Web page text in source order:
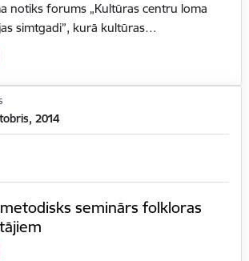
notiks forums „Kultūras centru loma
simtgadi”, kurā kultūras…
2014
seminārs folkloras